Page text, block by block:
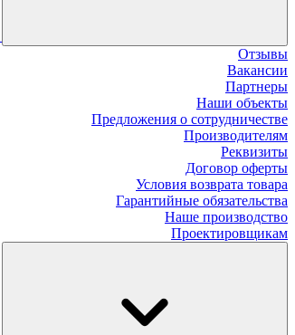
Отзывы
Вакансии
Партнеры
Наши объекты
Предложения о сотрудничестве
Производителям
Реквизиты
Договор оферты
Условия возврата товара
Гарантийные обязательства
Наше производство
Проектировщикам